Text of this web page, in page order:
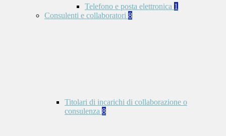
Telefono e posta elettronica 1
Consulenti e collaboratori 8
Titolari di incarichi di collaborazione o
consulenza 8